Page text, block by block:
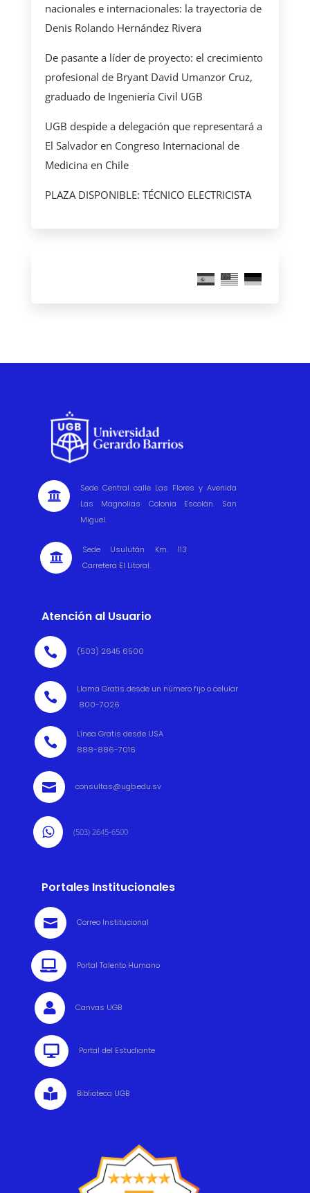
nacionales e internacionales: la trayectoria de
Denis Rolando Hernández Rivera
De pasante a líder de proyecto: el crecimiento
profesional de Bryant David Umanzor Cruz,
graduado de Ingeniería Civil UGB
UGB despide a delegación que representará a
El Salvador en Congreso Internacional de
Medicina en Chile
PLAZA DISPONIBLE: TÉCNICO ELECTRICISTA

Sede Central calle Las Flores y Avenida
Las Magnolias Colonia Escolán. San
Miguel.

Sede Usulután Km. 113
Carretera El Litoral.
Atención al Usuario
 (503) 2645 6500

Llama Gratis desde un número fijo o celular
800-7026

Línea Gratis desde USA
888-886-7016
 consultas@ugb.edu.sv
 (503) 2645-6500
Portales Institucionales
 Correo Institucional
 Portal Talento Humano
 Canvas UGB
 Portal del Estudiante
 Biblioteca UGB